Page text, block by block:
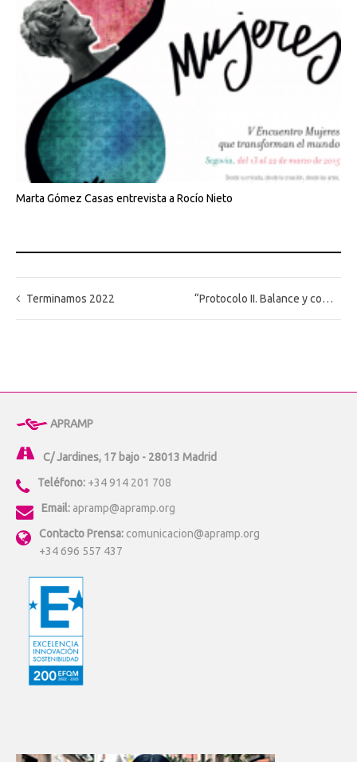
Marta Gómez Casas entrevista a Rocío Nieto
Terminamos 2022 “Protocolo II. Balance y compromisos institucionales frente a las violencias de género” de la Universidad de Granada.
APRAMP
C/ Jardines, 17 bajo - 28013 Madrid
Teléfono: +34 914 201 708
Email: apramp@apramp.org
Contacto Prensa: comunicacion@apramp.org
+34 696 557 437